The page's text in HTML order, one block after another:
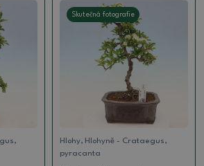
Skutečná fotografie
Hlohy, Hlohyně - Crataegus,
pyracanta